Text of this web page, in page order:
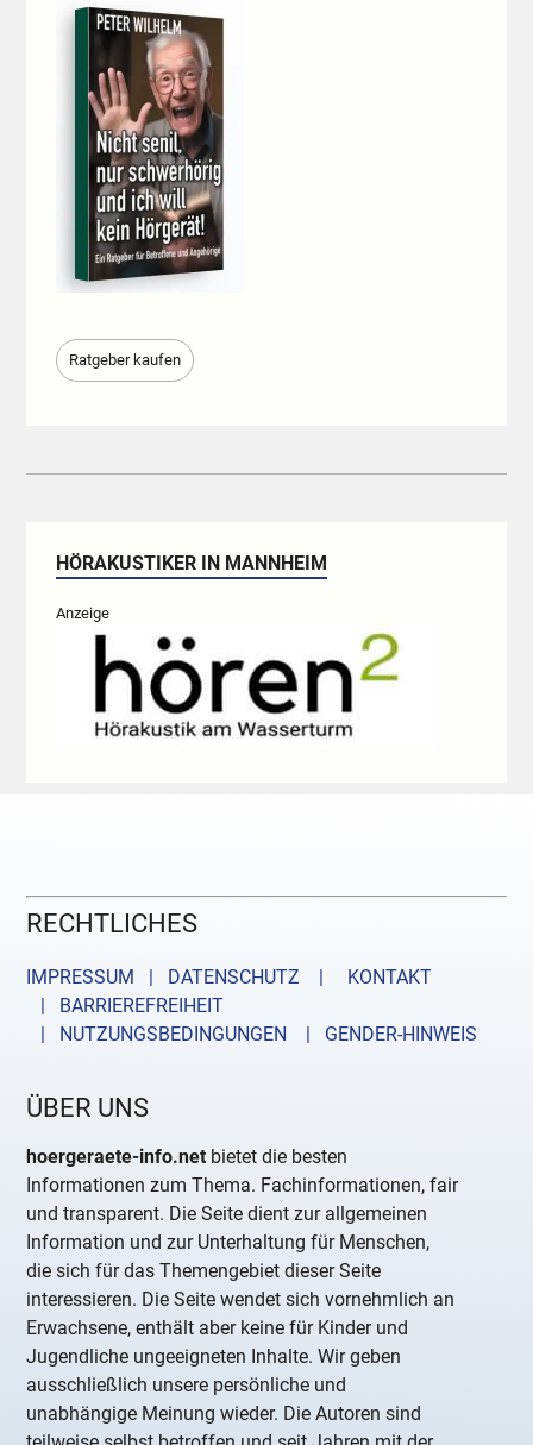
Ratgeber kaufen
HÖRAKUSTIKER IN MANNHEIM
Anzeige
RECHTLICHES
IMPRESSUM | DATENSCHUTZ |
KONTAKT
| BARRIEREFREIHEIT
| NUTZUNGSBEDINGUNGEN
| GENDER-HINWEIS
ÜBER UNS
hoergeraete-info.net bietet die besten
Informationen zum Thema. Fachinformationen, fair
und transparent. Die Seite dient zur allgemeinen
Information und zur Unterhaltung für Menschen,
die sich für das Themengebiet dieser Seite
interessieren. Die Seite wendet sich vornehmlich an
Erwachsene, enthält aber keine für Kinder und
Jugendliche ungeeigneten Inhalte. Wir geben
ausschließlich unsere persönliche und
unabhängige Meinung wieder. Die Autoren sind